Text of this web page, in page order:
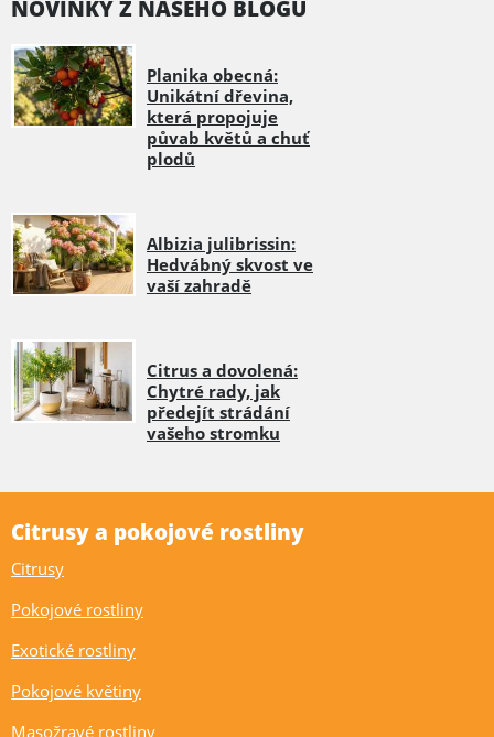
NOVINKY Z NAŠEHO BLOGU
Planika obecná:
Unikátní dřevina,
která propojuje
půvab květů a chuť
plodů
Albizia julibrissin:
Hedvábný skvost ve
vaší zahradě
Citrus a dovolená:
Chytré rady, jak
předejít strádání
vašeho stromku
Citrusy a pokojové rostliny
Citrusy
Pokojové rostliny
Exotické rostliny
Pokojové květiny
Masožravé rostliny